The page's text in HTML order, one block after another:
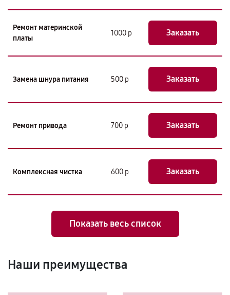
Ремонт материнской
платы
1000 р Заказать
Замена шнура питания 500 р Заказать
Ремонт привода 700 р Заказать
Комплексная чистка 600 р Заказать
Показать весь список
Наши преимущества